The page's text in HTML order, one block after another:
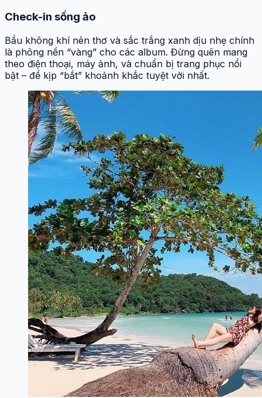
Check-in sống ảo
Bầu không khí nên thơ và sắc trắng xanh dịu nhẹ chính
là phông nền “vàng” cho các album. Đừng quên mang
theo điện thoại, máy ảnh, và chuẩn bị trang phục nổi
bật – để kịp “bắt” khoảnh khắc tuyệt vời nhất.